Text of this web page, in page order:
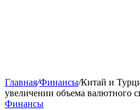
Главная/Финансы/Китай и
увеличении объема валютного
Финансы